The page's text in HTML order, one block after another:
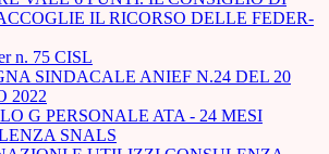
IL RICORSO DELLE FEDER-
n. 75 CISL
SINDACALE ANIEF N.24 DEL 20
2022
G PERSONALE ATA - 24 MESI
SNALS